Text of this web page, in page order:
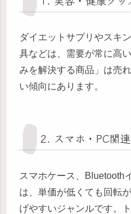
ダイエットサプリやスキ
具などは、需要が常に高
みを解決する商品」は売
い傾向にあります。
2. スマホ・PC関
スマホケース、Bluetooth
は、単価が低くても回転
げやすいジャンルです。